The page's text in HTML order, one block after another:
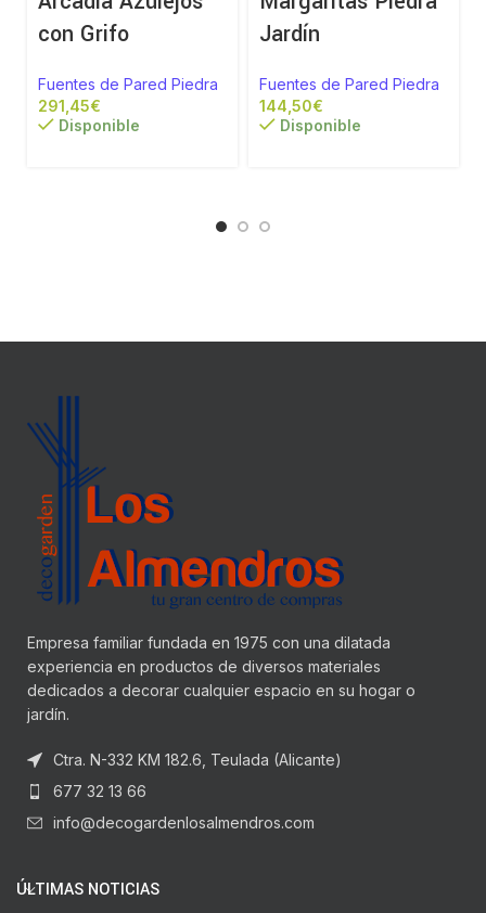
con Grifo
Fuentes de Pared Piedra
€
Disponible
Jardín
Fuentes de Pared Piedra
€
Disponible
Empresa familiar fundada en 1975 con una dilatada
experiencia en productos de diversos materiales
dedicados a decorar cualquier espacio en su hogar o
jardín.
Ctra. N-332 KM 182.6, Teulada (Alicante)
677 32 13 66
info@decogardenlosalmendros.com
ÚLTIMAS NOTICIAS